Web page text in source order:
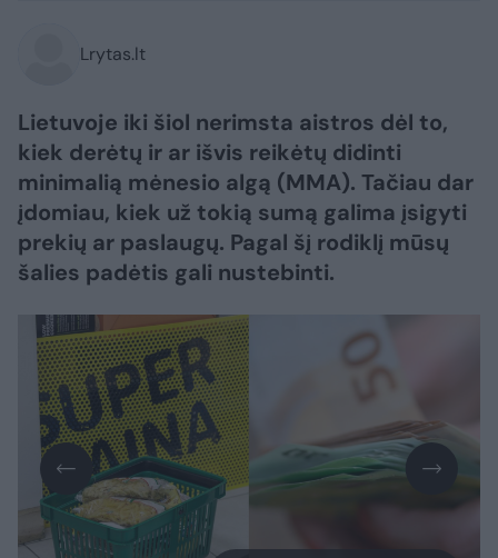
Lrytas.lt
Lietuvoje iki šiol nerimsta aistros dėl to,
kiek derėtų ir ar išvis reikėtų didinti
minimalią mėnesio algą (MMA). Tačiau dar
įdomiau, kiek už tokią sumą galima įsigyti
prekių ar paslaugų. Pagal šį rodiklį mūsų
šalies padėtis gali nustebinti.